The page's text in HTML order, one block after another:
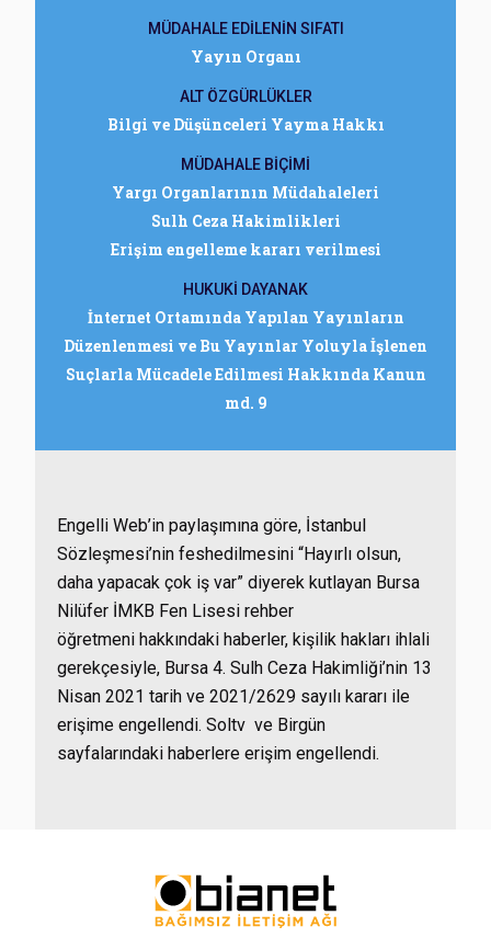
MÜDAHALE EDİLENİN SIFATI
Yayın Organı
ALT ÖZGÜRLÜKLER
Bilgi ve Düşünceleri Yayma Hakkı
MÜDAHALE BİÇİMİ
Yargı Organlarının Müdahaleleri
Sulh Ceza Hakimlikleri
Erişim engelleme kararı verilmesi
HUKUKİ DAYANAK
İnternet Ortamında Yapılan Yayınların
Düzenlenmesi ve Bu Yayınlar Yoluyla İşlenen
Suçlarla Mücadele Edilmesi Hakkında Kanun
md. 9
Engelli Web’in paylaşımına göre, İstanbul
Sözleşmesi’nin feshedilmesini “Hayırlı olsun,
daha yapacak çok iş var” diyerek kutlayan Bursa
Nilüfer İMKB Fen Lisesi rehber
öğretmeni hakkındaki haberler, kişilik hakları ihlali
gerekçesiyle, Bursa 4. Sulh Ceza Hakimliği’nin 13
Nisan 2021 tarih ve 2021/2629 sayılı kararı ile
erişime engellendi. Soltv ve Birgün
sayfalarındaki haberlere erişim engellendi.